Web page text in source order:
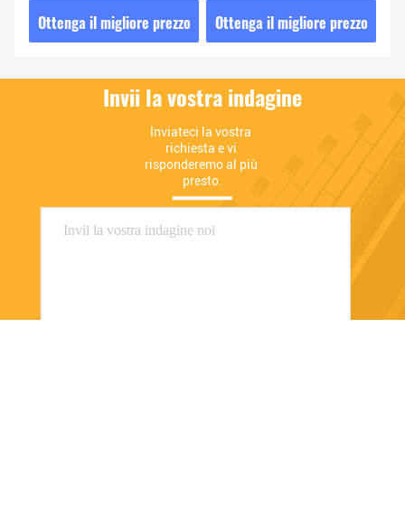
gravimetrico
Ottenga il migliore prezzo
inossidabile
Ottenga il migliore prezzo
Invii la vostra indagine
Inviateci la vostra
richiesta e vi
risponderemo al più
presto.